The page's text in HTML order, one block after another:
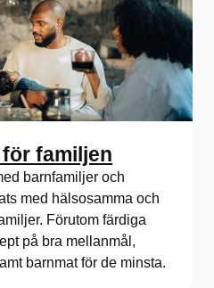
familjen
barnfamiljer och
med hälsosamma och
Förutom färdiga
på bra mellanmål,
barnmat för de minsta.